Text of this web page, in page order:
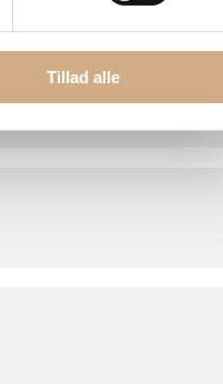
Tillad alle